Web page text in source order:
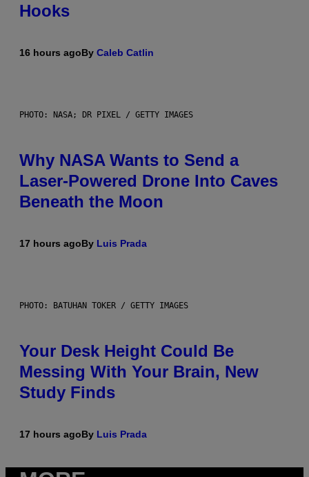
Hooks
16 hours agoBy Caleb Catlin
PHOTO: NASA; DR PIXEL / GETTY IMAGES
Why NASA Wants to Send a
Laser-Powered Drone Into Caves
Beneath the Moon
17 hours agoBy Luis Prada
PHOTO: BATUHAN TOKER / GETTY IMAGES
Your Desk Height Could Be
Messing With Your Brain, New
Study Finds
17 hours agoBy Luis Prada